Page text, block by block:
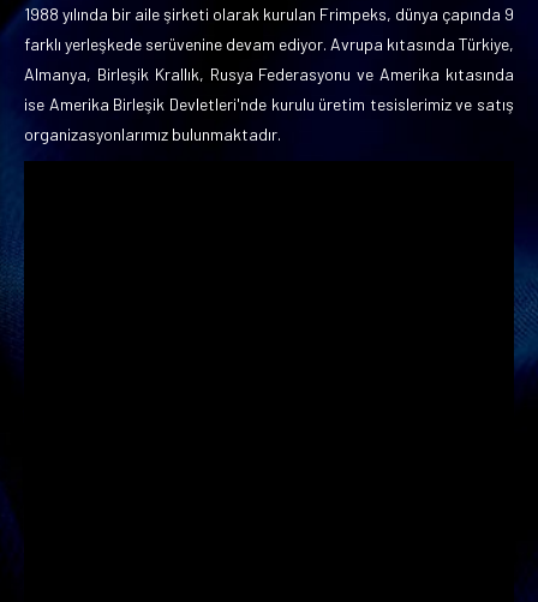
1988 yılında bir aile şirketi olarak kurulan Frimpeks, dünya çapında 9
farklı yerleşkede serüvenine devam ediyor. Avrupa kıtasında Türkiye,
Almanya, Birleşik Krallık, Rusya Federasyonu ve Amerika kıtasında
ise Amerika Birleşik Devletleri'nde kurulu üretim tesislerimiz ve satış
organizasyonlarımız bulunmaktadır.